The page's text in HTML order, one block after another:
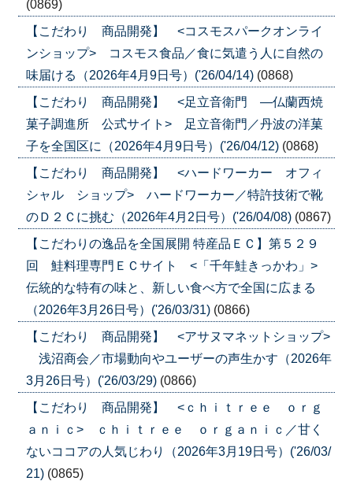
(0869)
【こだわり 商品開発】 <コスモスパークオンライ
ンショップ> コスモス食品／食に気遣う人に自然の
味届ける（2026年4月9日号）('26/04/14) (0868)
【こだわり 商品開発】 <足立音衛門 ―仏蘭西焼
菓子調進所 公式サイト> 足立音衛門／丹波の洋菓
子を全国区に（2026年4月9日号）('26/04/12) (0868)
【こだわり 商品開発】 <ハードワーカー オフィ
シャル ショップ> ハードワーカー／特許技術で靴
のＤ２Ｃに挑む（2026年4月2日号）('26/04/08) (0867)
【こだわりの逸品を全国展開 特産品ＥＣ】第５２９
回 鮭料理専門ＥＣサイト <「千年鮭きっかわ」>
伝統的な特有の味と、新しい食べ方で全国に広まる
（2026年3月26日号）('26/03/31) (0866)
【こだわり 商品開発】 <アサヌマネットショップ>
浅沼商会／市場動向やユーザーの声生かす（2026年
3月26日号）('26/03/29) (0866)
【こだわり 商品開発】 <ｃｈｉｔｒｅｅ ｏｒｇ
ａｎｉｃ> ｃｈｉｔｒｅｅ ｏｒｇａｎｉｃ／甘く
ないココアの人気じわり（2026年3月19日号）('26/03/
21) (0865)